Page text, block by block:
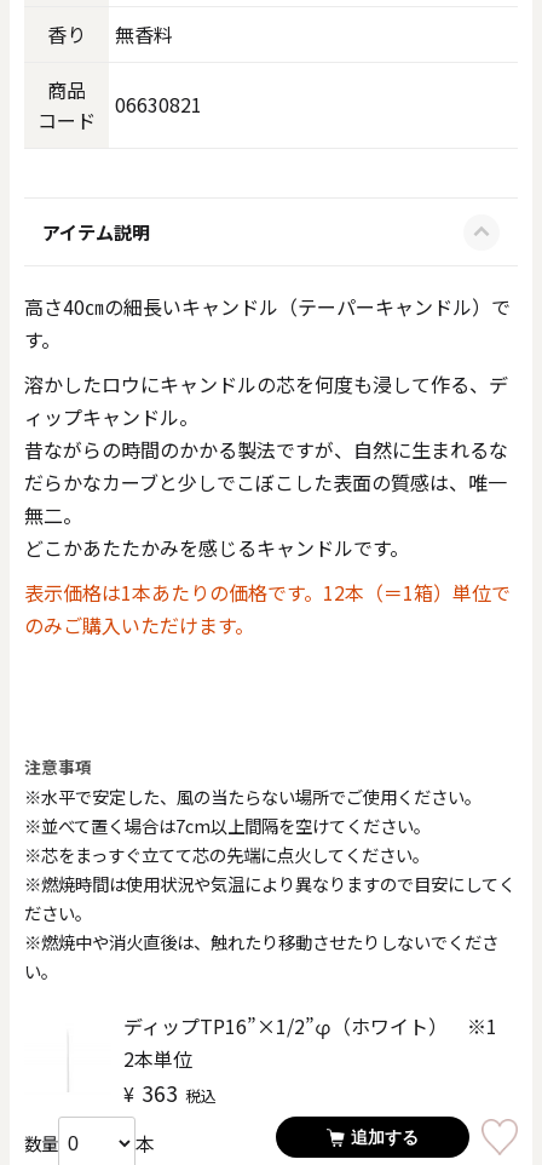
香り
無香料
商品
コード
06630821
アイテム説明
高さ40㎝の細長いキャンドル（テーパーキャンドル）で
す。
溶かしたロウにキャンドルの芯を何度も浸して作る、デ
ィップキャンドル。
昔ながらの時間のかかる製法ですが、自然に生まれるな
だらかなカーブと少しでこぼこした表面の質感は、唯一
無二。
どこかあたたかみを感じるキャンドルです。
表示価格は1本あたりの価格です。12本（＝1箱）単位で
のみご購入いただけます。
注意事項
※水平で安定した、風の当たらない場所でご使用ください。
※並べて置く場合は7cm以上間隔を空けてください。
※芯をまっすぐ立てて芯の先端に点火してください。
※燃焼時間は使用状況や気温により異なりますので目安にしてく
ださい。
※燃焼中や消火直後は、触れたり移動させたりしないでくださ
い。
ディップTP16”×1/2”φ（ホワイト） ※1
2本単位
¥ 363 税込
数量 本 追加する